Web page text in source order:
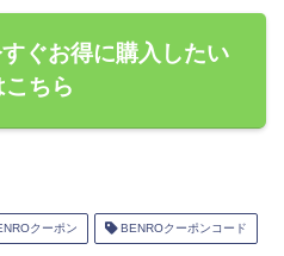
ぐお得に購入したい
こちら
クーポン BENROクーポンコード